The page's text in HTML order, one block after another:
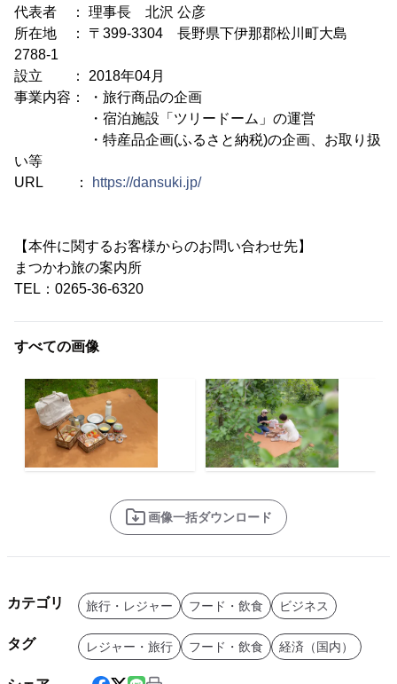
代表者 ： 理事長 北沢 公彦
所在地 ： 〒399-3304 長野県下伊那郡松川町大島
2788-1
設立 ： 2018年04月
事業内容： ・旅行商品の企画
・宿泊施設「ツリードーム」の運営
・特産品企画(ふるさと納税)の企画、お取り扱
い等
URL ：
https://dansuki.jp/
【本件に関するお客様からのお問い合わせ先】
まつかわ旅の案内所
TEL：0265-36-6320
すべての画像
画像一括ダウンロード
カテゴリ 旅行・レジャー フード・飲食 ビジネス
タグ レジャー・旅行 フード・飲食 経済（国内）